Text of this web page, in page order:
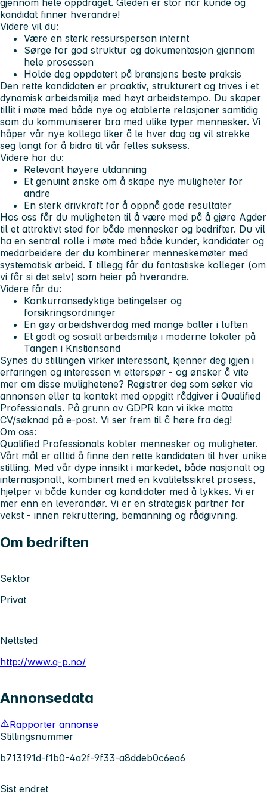
kandidat finner hverandre!
Videre vil du:
Være en sterk ressursperson internt
Sørge for god struktur og dokumentasjon gjennom
hele prosessen
Holde deg oppdatert på bransjens beste praksis
Den rette kandidaten er proaktiv, strukturert og trives i et
dynamisk arbeidsmiljø med høyt arbeidstempo. Du skaper
tillit i møte med både nye og etablerte relasjoner samtidig
som du kommuniserer bra med ulike typer mennesker. Vi
håper vår nye kollega liker å le hver dag og vil strekke
seg langt for å bidra til vår felles suksess.
Videre har du:
Relevant høyere utdanning
Et genuint ønske om å skape nye muligheter for
andre
En sterk drivkraft for å oppnå gode resultater
Hos oss får du muligheten til å være med på å gjøre Agder
til et attraktivt sted for både mennesker og bedrifter. Du vil
ha en sentral rolle i møte med både kunder, kandidater og
medarbeidere der du kombinerer menneskemøter med
systematisk arbeid. I tillegg får du fantastiske kolleger (om
vi får si det selv) som heier på hverandre.
Videre får du:
Konkurransedyktige betingelser og
forsikringsordninger
En gøy arbeidshverdag med mange baller i luften
Et godt og sosialt arbeidsmiljø i moderne lokaler på
Tangen i Kristiansand
Synes du stillingen virker interessant, kjenner deg igjen i
erfaringen og interessen vi etterspør - og ønsker å vite
mer om disse mulighetene? Registrer deg som søker via
annonsen eller ta kontakt med oppgitt rådgiver i Qualified
Professionals. På grunn av GDPR kan vi ikke motta
CV/søknad på e-post. Vi ser frem til å høre fra deg!
Om oss:
Qualified Professionals kobler mennesker og muligheter.
Vårt mål er alltid å finne den rette kandidaten til hver unike
stilling. Med vår dype innsikt i markedet, både nasjonalt og
internasjonalt, kombinert med en kvalitetssikret prosess,
hjelper vi både kunder og kandidater med å lykkes. Vi er
mer enn en leverandør. Vi er en strategisk partner for
vekst - innen rekruttering, bemanning og rådgivning.
Om bedriften
Sektor
Privat
Nettsted
http://www.q-p.no/
Annonsedata
Rapporter annonse
Stillingsnummer
b713191d-f1b0-4a2f-9f33-a8ddeb0c6ea6
Sist endret